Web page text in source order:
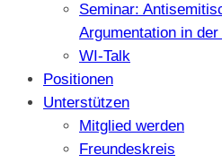
Seminar:
Argumentation in
WI-Talk
Positionen
Unterstützen
Mitglied werden
Freundeskreis